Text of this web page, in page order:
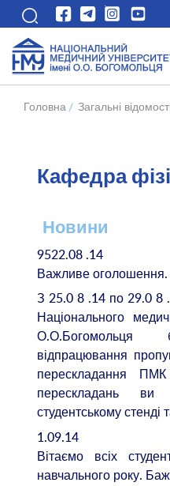
Головна / Загальні відомості
Кафедра
Новини
9522.08 .14
Важливе оголошення.
З 25.0 8 .14 по 29.0 8
Національного
О.О.Богомольця
відпрацювання
перескладання
перескладань
студентському стенді
1.09.14
Вітаємо всіх
навчального року.